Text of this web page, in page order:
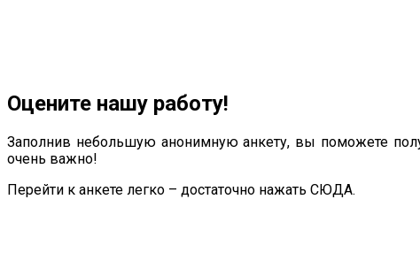
Оцените нашу работу!
Заполнив небольшую анонимную анкету, вы поможете
очень важно!
Перейти к анкете легко – достаточно нажать СЮДА.